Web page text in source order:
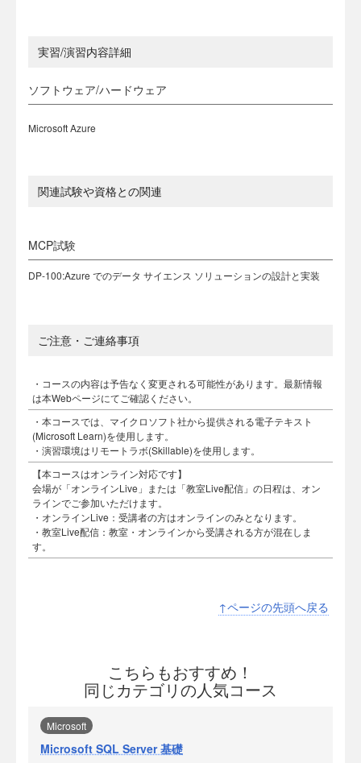
実習/演習内容詳細
ソフトウェア/ハードウェア
Microsoft Azure
関連試験や資格との関連
MCP試験
DP-100:Azure でのデータ サイエンス ソリューションの設計と実装
ご注意・ご連絡事項
・コースの内容は予告なく変更される可能性があります。最新情報
は本Webページにてご確認ください。
・本コースでは、マイクロソフト社から提供される電子テキスト
(Microsoft Learn)を使用します。
・演習環境はリモートラボ(Skillable)を使用します。
【本コースはオンライン対応です】
会場が「オンラインLive」または「教室Live配信」の日程は、オン
ラインでご参加いただけます。
・オンラインLive：受講者の方はオンラインのみとなります。
・教室Live配信：教室・オンラインから受講される方が混在しま
す。
↑ページの先頭へ戻る
こちらもおすすめ！
同じカテゴリの人気コース
Microsoft
Microsoft SQL Server 基礎